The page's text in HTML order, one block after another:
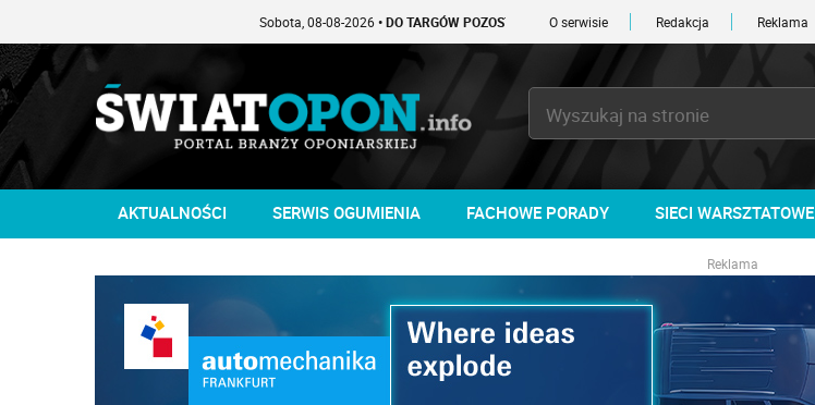
Sobota, 08-08-2026 • DO TARGÓW POZOSTAŁO -1 DNI O serwisie Redakcja Reklama
AKTUALNOŚCI SERWIS OGUMIENIA FACHOWE PORADY SIECI WARSZTATOWE
Reklama